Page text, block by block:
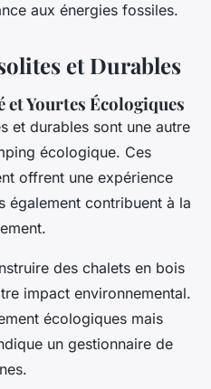
aux énergies fossiles.
et Durables
et Yourtes Écologiques
et durables sont une autre
écologique. Ces
offrent une expérience
également contribuent à la
des chalets en bois
impact environnemental.
écologiques mais
un gestionnaire de